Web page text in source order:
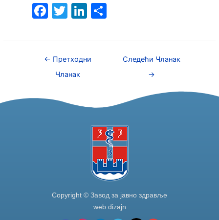
F
e
b
o
T
er
Li
e
S
← Претходни
Чланак
Следећи Чланак
→
Copyright © Завод за јавно здравље
web dizajn